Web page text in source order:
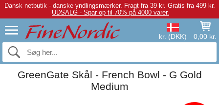
Dansk netbutik - danske yndlingsmærker. Fragt fra 39 kr. Gratis fra 499 kr.
UDSALG - Spar op til 70% på 4000 varer.
kr. (DKK) 0,00 kr.
GreenGate Skål - French Bowl - G Gold
Medium